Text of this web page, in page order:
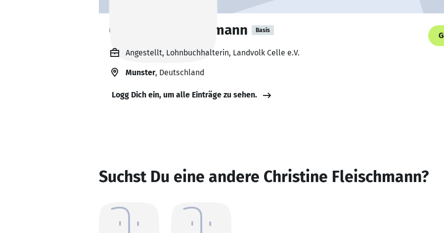
Christine Fleischmann Basis
Angestellt, Lohnbuchhalterin, Landvolk Celle e.V.
Munster, Deutschland
Logg Dich ein, um alle Einträge zu sehen.
Suchst Du eine andere Christine Fleischmann?